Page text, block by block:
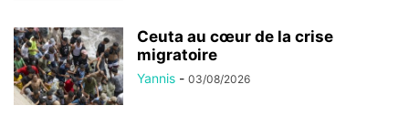
Ceuta au cœur de la crise
migratoire
Yannis - 03/08/2026